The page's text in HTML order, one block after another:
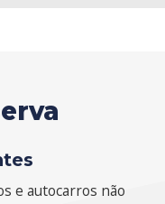
e autocarros não